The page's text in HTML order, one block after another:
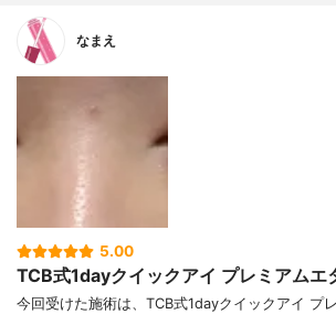
なまえ
5.00
TCB式1dayクイックアイ プレミアムエ
今回受けた施術は、TCB式1dayクイックアイ プ